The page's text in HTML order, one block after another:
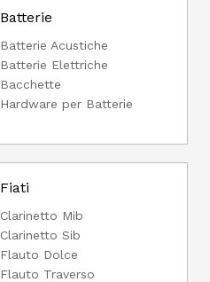
Batterie
Batterie Acustiche
Batterie Elettriche
Bacchette
Hardware per Batterie
Fiati
Clarinetto Mib
Clarinetto Sib
Flauto Dolce
Flauto Traverso